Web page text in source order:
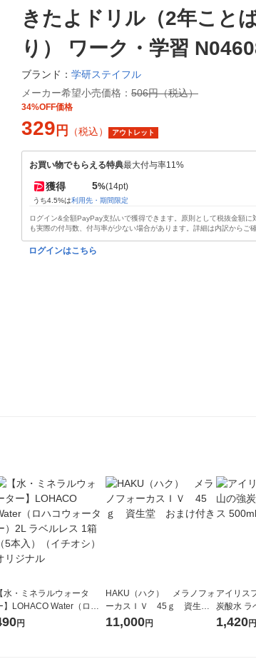
きたよドリル（2年こと
り） ワーク・学習
ブランド： 学研ステイフル
メーカー希望小売価格： 506円（税込）
34%OFF価格
329 円 （税込） アウトレット
お買い物でもらえる特典最大付与率11%
獲得 5%(14pt)
うち4.5%は利用先・期間限定
ログイン&全額PayPay支払いで獲得できます。原則として税抜金額に
も実際の付与数、付与率が少ない場合があります。詳細は内訳からご
ログインはこちら
【水・ミネラルウォータ
】LOHACO Water（ロハ
ウォーター）2L ラベルレ
円
HAKU（ハク） メラノフォ
ーカスＩＶ 45ｇ 資生
堂 おまけ付き
11,000円
アイリス
炭酸水 ラ
箱（24本
1,420円